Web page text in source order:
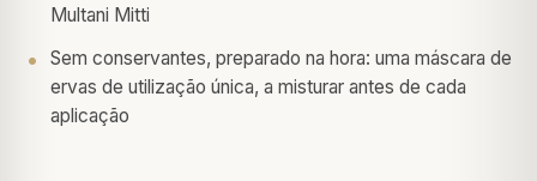
Multani Mitti
Sem conservantes, preparado na hora: uma máscara de
ervas de utilização única, a misturar antes de cada
aplicação